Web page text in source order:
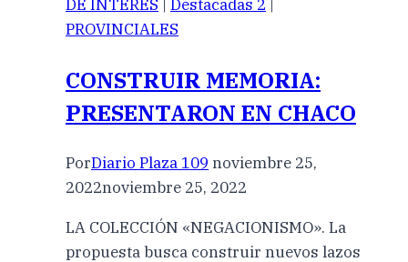
DE INTERES | Destacadas 2 |
PROVINCIALES
CONSTRUIR MEMORIA:
PRESENTARON EN CHACO
PorDiario Plaza 109 noviembre 25,
2022noviembre 25, 2022
LA COLECCIÓN «NEGACIONISMO». La
propuesta busca construir nuevos lazos